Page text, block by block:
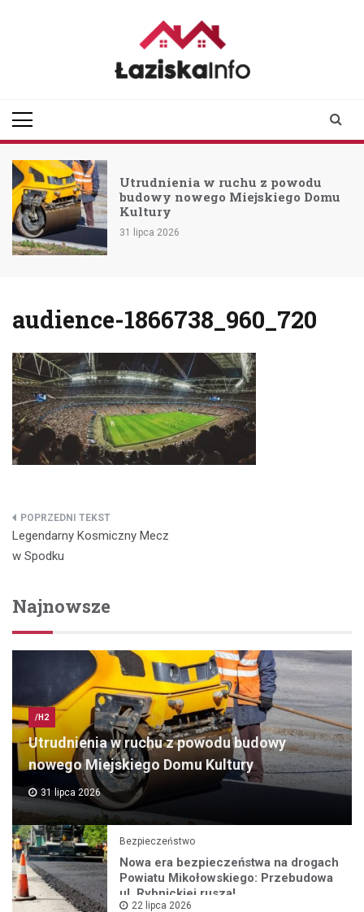
Utrudnienia w ruchu z powodu
budowy nowego Miejskiego Domu
Kultury
31 lipca 2026
audience-1866738_960_720
Nawigacja
wpisu
Legendarny Kosmiczny Mecz
w Spodku
Najnowsze
/H2
Utrudnienia w ruchu z powodu budowy
nowego Miejskiego Domu Kultury
31 lipca 2026
Bezpieczeństwo
Nowa era bezpieczeństwa na drogach
Powiatu Mikołowskiego: Przebudowa
ul. Rybnickiej rusza!
22 lipca 2026